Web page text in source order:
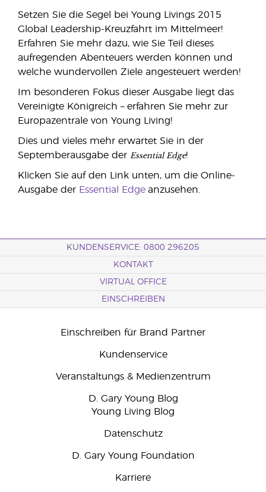
Setzen Sie die Segel bei Young Livings 2015
Global Leadership-Kreuzfahrt im Mittelmeer!
Erfahren Sie mehr dazu, wie Sie Teil dieses
aufregenden Abenteuers werden können und
welche wundervollen Ziele angesteuert werden!
Im besonderen Fokus dieser Ausgabe liegt das
Vereinigte Königreich – erfahren Sie mehr zur
Europazentrale von Young Living!
Dies und vieles mehr erwartet Sie in der
Septemberausgabe der Essential Edge!
Klicken Sie auf den Link unten, um die Online-
Ausgabe der Essential Edge anzusehen.
KUNDENSERVICE: 0800 296205
KONTAKT
VIRTUAL OFFICE
EINSCHREIBEN
Einschreiben für Brand Partner
Kundenservice
Veranstaltungs & Medienzentrum
D. Gary Young Blog
Young Living Blog
Datenschutz
D. Gary Young Foundation
Karriere